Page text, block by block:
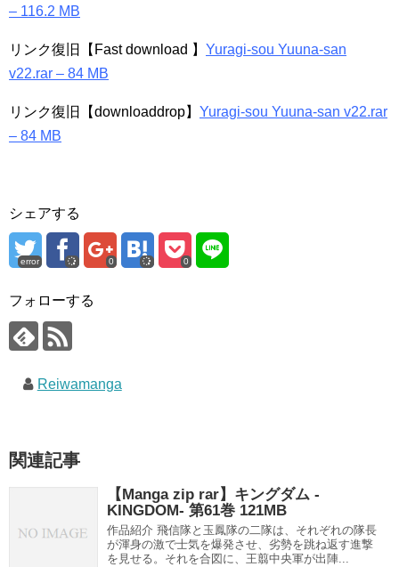
– 116.2 MB
リンク復旧【Fast download 】 Yuragi-sou Yuuna-san
v22.rar – 84 MB
リンク復旧【downloaddrop】 Yuragi-sou Yuuna-san v22.rar
– 84 MB
シェアする
error 0 0
フォローする
Reiwamanga
関連記事
【Manga zip rar】キングダム -
KINGDOM- 第61巻 121MB
作品紹介 飛信隊と玉鳳隊の二隊は、それぞれの隊長
が渾身の激で士気を爆発させ、劣勢を跳ね返す進撃
を見せる。それを合図に、王翦中央軍が出陣...